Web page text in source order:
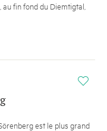
fin fond du Diemtigtal,
i
est le plus grand